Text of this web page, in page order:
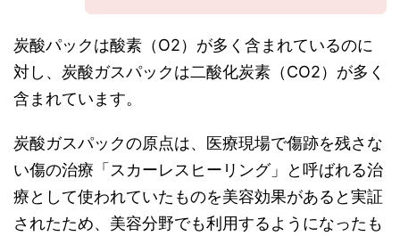
炭酸パックは酸素（O2）が多く含まれているのに
対し、炭酸ガスパックは二酸化炭素（CO2）が多く
含まれています。
炭酸ガスパックの原点は、医療現場で傷跡を残さな
い傷の治療「スカーレスヒーリング」と呼ばれる治
療として使われていたものを美容効果があると実証
されたため、美容分野でも利用するようになったも